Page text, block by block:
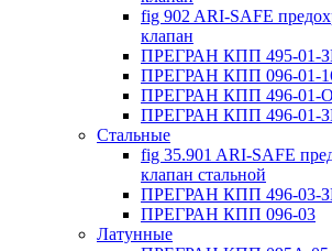
fig 902 ARI-SAFE
клапан
ПРЕГРАН КПП 495-01-
ПРЕГРАН КПП 096-01-
ПРЕГРАН КПП 496-01-
ПРЕГРАН КПП 496-01-
Стальные
fig 35.901 ARI-SAFE
клапан стальной
ПРЕГРАН КПП 496-03-
ПРЕГРАН КПП 096-03
Латунные